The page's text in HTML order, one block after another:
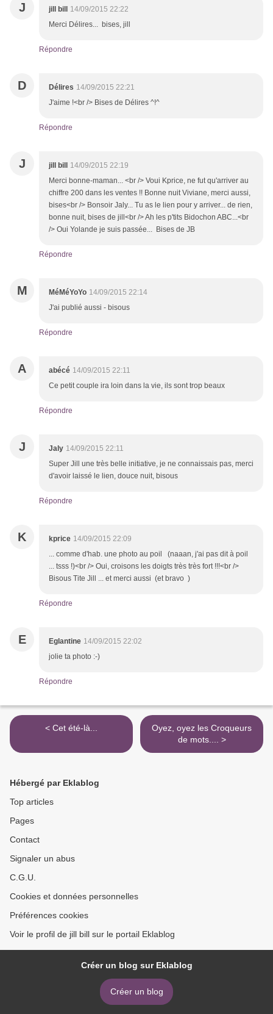
J jill bill
14/09/2015 22:22
Merci Délires... bises, jill
Répondre
D Délires 14/09/2015 22:21
J'aime !<br /> Bises de Délires ^!^
Répondre
J jill bill
14/09/2015 22:19
Merci bonne-maman... <br /> Voui Kprice, ne fut qu'arriver au
chiffre 200 dans les ventes !! Bonne nuit Viviane, merci aussi,
bises<br /> Bonsoir Jaly... Tu as le lien pour y arriver... de rien,
bonne nuit, bises de jill<br /> Ah les p'tits Bidochon ABC...<br
/> Oui Yolande je suis passée... Bises de JB
Répondre
M MéMéYoYo 14/09/2015 22:14
J'ai publié aussi - bisous
Répondre
A abécé 14/09/2015 22:11
Ce petit couple ira loin dans la vie, ils sont trop beaux
Répondre
J Jaly 14/09/2015 22:11
Super Jill une très belle initiative, je ne connaissais pas, merci
d'avoir laissé le lien, douce nuit, bisous
Répondre
K kprice 14/09/2015 22:09
... comme d'hab. une photo au poil (naaan, j'ai pas dit à poil
... tsss !)<br /> Oui, croisons les doigts très très fort !!!<br />
Bisous Tite Jill ... et merci aussi (et bravo )
Répondre
E Eglantine 14/09/2015 22:02
jolie ta photo :-)
Répondre
< Cet été-là...
Oyez, oyez les Croqueurs
de mots.... >
Hébergé par Eklablog
Top articles
Pages
Contact
Signaler un abus
C.G.U.
Cookies et données personnelles
Préférences cookies
Voir le profil de jill bill sur le portail Eklablog
Créer un blog sur Eklablog
Créer un blog